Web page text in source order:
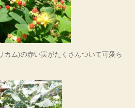
カム)の赤い実がたくさんついて可愛ら